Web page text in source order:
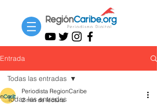
Entrada
Todas las entradas
Todas las entradas
Periodista RegionCaribe
2 min de lectura